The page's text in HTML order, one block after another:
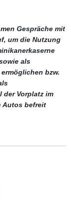
Gespräche mit
um die Nutzung
als
bzw.
der Vorplatz im
Autos befreit